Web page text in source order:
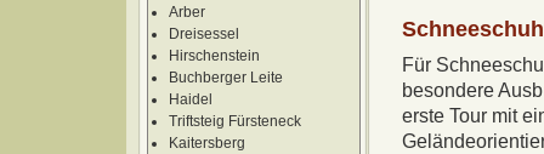
Arber
Dreisessel
Hirschenstein
Buchberger Leite
Haidel
Triftsteig Fürsteneck
Kaitersberg
Für
besondere
erste Tour mit